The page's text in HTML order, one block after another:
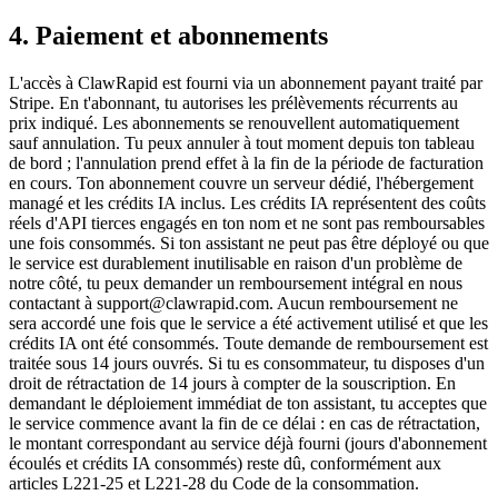
4. Paiement et abonnements
L'accès à ClawRapid est fourni via un abonnement payant traité par
Stripe. En t'abonnant, tu autorises les prélèvements récurrents au
prix indiqué. Les abonnements se renouvellent automatiquement
sauf annulation. Tu peux annuler à tout moment depuis ton tableau
de bord ; l'annulation prend effet à la fin de la période de facturation
en cours. Ton abonnement couvre un serveur dédié, l'hébergement
managé et les crédits IA inclus. Les crédits IA représentent des coûts
réels d'API tierces engagés en ton nom et ne sont pas remboursables
une fois consommés. Si ton assistant ne peut pas être déployé ou que
le service est durablement inutilisable en raison d'un problème de
notre côté, tu peux demander un remboursement intégral en nous
contactant à support@clawrapid.com. Aucun remboursement ne
sera accordé une fois que le service a été activement utilisé et que les
crédits IA ont été consommés. Toute demande de remboursement est
traitée sous 14 jours ouvrés. Si tu es consommateur, tu disposes d'un
droit de rétractation de 14 jours à compter de la souscription. En
demandant le déploiement immédiat de ton assistant, tu acceptes que
le service commence avant la fin de ce délai : en cas de rétractation,
le montant correspondant au service déjà fourni (jours d'abonnement
écoulés et crédits IA consommés) reste dû, conformément aux
articles L221-25 et L221-28 du Code de la consommation.